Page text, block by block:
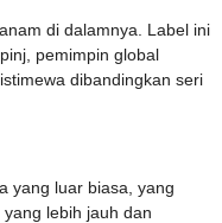
di dalamnya. Label ini
pemimpin global
dibandingkan seri
yang luar biasa, yang
lebih jauh dan